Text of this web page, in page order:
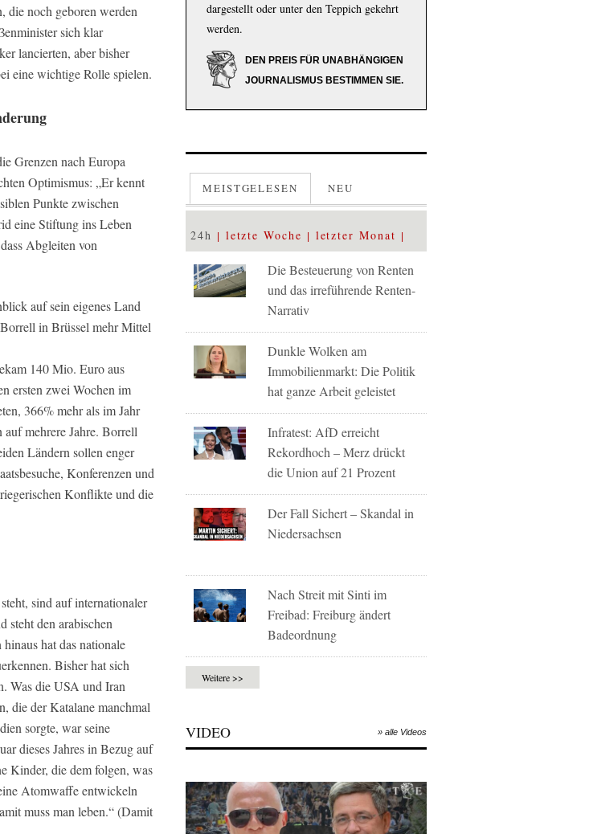
die noch geboren werden
sich klar
lancierten, aber bisher
eine wichtige Rolle spielen.
Grenzen nach Europa
Optimismus: „Er kennt
Punkte zwischen
eine Stiftung ins Leben
Abgleiten von
auf sein eigenes Land
in Brüssel mehr Mittel
140 Mio. Euro aus
ersten zwei Wochen im
366% mehr als im Jahr
mehrere Jahre. Borrell
Ländern sollen enger
Konferenzen und
Konflikte und die
sind auf internationaler
steht den arabischen
hat das nationale
Bisher hat sich
Was die USA und Iran
die der Katalane manchmal
sorgte, war seine
dieses Jahres in Bezug auf
Kinder, die dem folgen, was
Atomwaffe entwickeln
muss man leben.“ (Damit
dargestellt oder unter den Teppich gekehrt
werden.
DEN PREIS FÜR UNABHÄNGIGEN
JOURNALISMUS BESTIMMEN SIE.
MEISTGELESEN NEU
24h letzte Woche letzter Monat
Die Besteuerung von Renten
und das irreführende Renten-
Narrativ
Dunkle Wolken am
Immobilienmarkt: Die Politik
hat ganze Arbeit geleistet
Infratest: AfD erreicht
Rekordhoch – Merz drückt
die Union auf 21 Prozent
Der Fall Sichert – Skandal in
Niedersachsen
Nach Streit mit Sinti im
Freibad: Freiburg ändert
Badeordnung
Weitere >>
VIDEO » alle Videos